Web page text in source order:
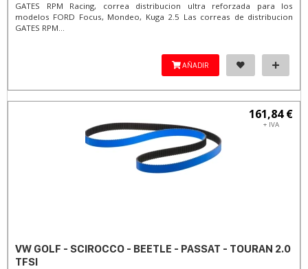
GATES RPM Racing, correa distribucion ultra reforzada para los
modelos FORD Focus, Mondeo, Kuga 2.5 Las correas de distribucion
GATES RPM...
AÑADIR
161,84 €
+ IVA
VW GOLF - SCIROCCO - BEETLE - PASSAT - TOURAN 2.0
TFSI